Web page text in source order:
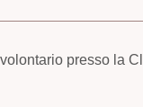
presso la